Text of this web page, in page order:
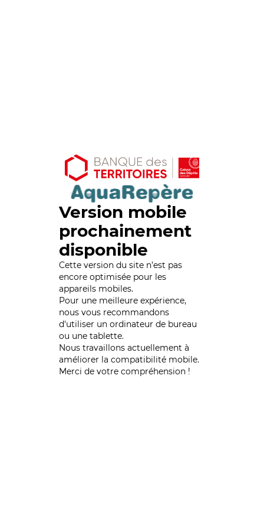
Version mobile
prochainement
disponible
Cette version du site n’est pas
encore optimisée pour les
appareils mobiles.
Pour une meilleure expérience,
nous vous recommandons
d'utiliser un ordinateur de bureau
ou une tablette.
Nous travaillons actuellement à
améliorer la compatibilité mobile.
Merci de votre compréhension !